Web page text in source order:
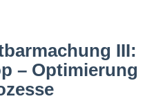
III:
– Optimierung